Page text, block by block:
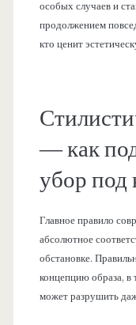
особых случаев и
продолжением
кто ценит
— как
убор под
Главное правило
абсолютное
обстановке.
концепцию образа, в
может разрушить